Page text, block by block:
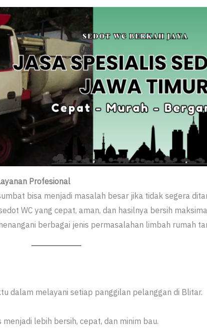
Profesional
bisa menjadi masalah besar jika tidak segera
WC yang cepat, aman, dan hasilnya bersih
berbagai jenis permasalahan limbah rumah
dalam melayani setiap panggilan pelanggan di Blitar.
lebih bersih, cepat, dan minim bau.